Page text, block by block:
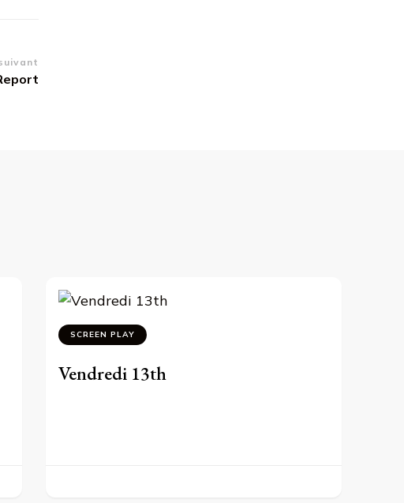
SCREEN PLAY
Vendredi 13th